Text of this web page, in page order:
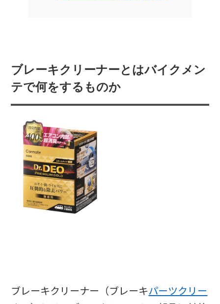
ブレーキクリーナーとはバイクメン
テで何をするものか
ブレーキクリーナー（ブレーキパーツクリー